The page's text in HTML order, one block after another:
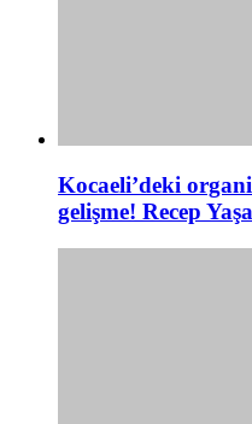
Kocaeli’deki
gelişme! Recep